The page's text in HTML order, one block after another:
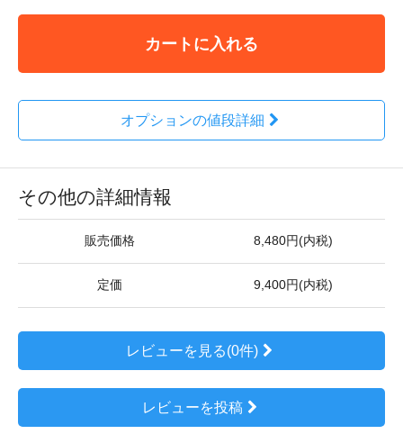
カートに入れる
オプションの値段詳細
その他の詳細情報
販売価格 8,480円(内税)
定価 9,400円(内税)
レビューを見る(0件)
レビューを投稿